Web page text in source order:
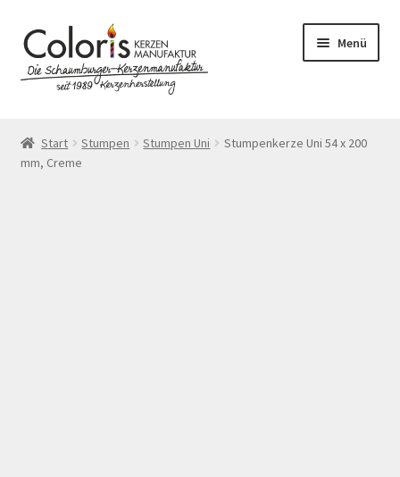
Zur
Navigation
springen
Zum
Inhalt
springen
Menü
AGB
Start Stumpen Stumpen Uni
Stumpenkerze Uni 54 x 200
mm, Creme